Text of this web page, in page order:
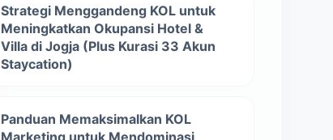
Strategi Menggandeng KOL untuk
Meningkatkan Okupansi Hotel &
Villa di Jogja (Plus Kurasi 33 Akun
Staycation)
Panduan Memaksimalkan KOL
Marketing untuk Mendominasi